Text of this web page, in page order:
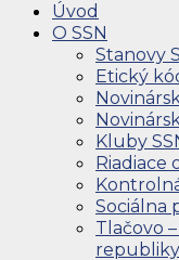
Úvod
O SSN
Stanovy
Etický
Kluby
Riadiace
Sociálna
Tlačovo
republiky